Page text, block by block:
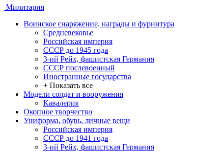
Милитария
Воинское снаряжение, награды и фурнитура
Средневековье
Российская империя
СССР до 1945 года
3-ий Рейх, фашистская Германия
СССР послевоенный
Иностранные государства
+ Показать все
Модели солдат и вооружения
Кавалерия
Окопное творчество
Униформа, обувь, личные вещи
Российская империя
СССР до 1941 года
3-ий Рейх, фашистская Германия